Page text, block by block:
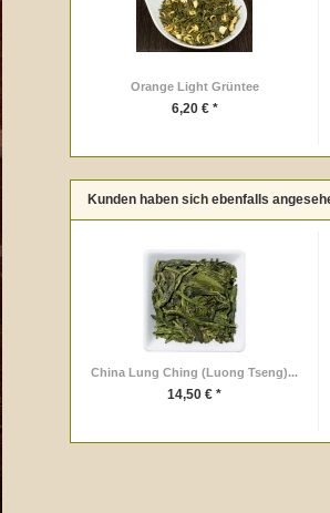
Orange Light Grüntee
6,20 € *
Kunden haben sich ebenfalls
China Lung Ching (Luong Tseng)...
14,50 € *